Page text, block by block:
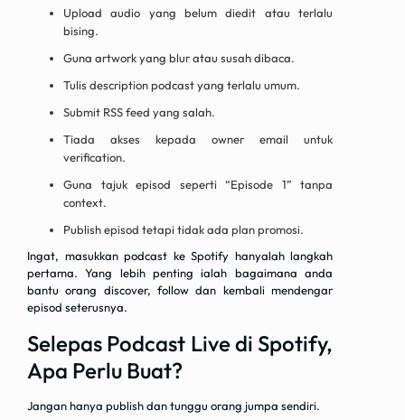
Upload audio yang belum diedit atau terlalu
bising.
Guna artwork yang blur atau susah dibaca.
Tulis description podcast yang terlalu umum.
Submit RSS feed yang salah.
Tiada akses kepada owner email untuk
verification.
Guna tajuk episod seperti “Episode 1” tanpa
context.
Publish episod tetapi tidak ada plan promosi.
Ingat, masukkan podcast ke Spotify hanyalah langkah
pertama. Yang lebih penting ialah bagaimana anda
bantu orang discover, follow dan kembali mendengar
episod seterusnya.
Selepas Podcast Live di Spotify,
Apa Perlu Buat?
Jangan hanya publish dan tunggu orang jumpa sendiri.